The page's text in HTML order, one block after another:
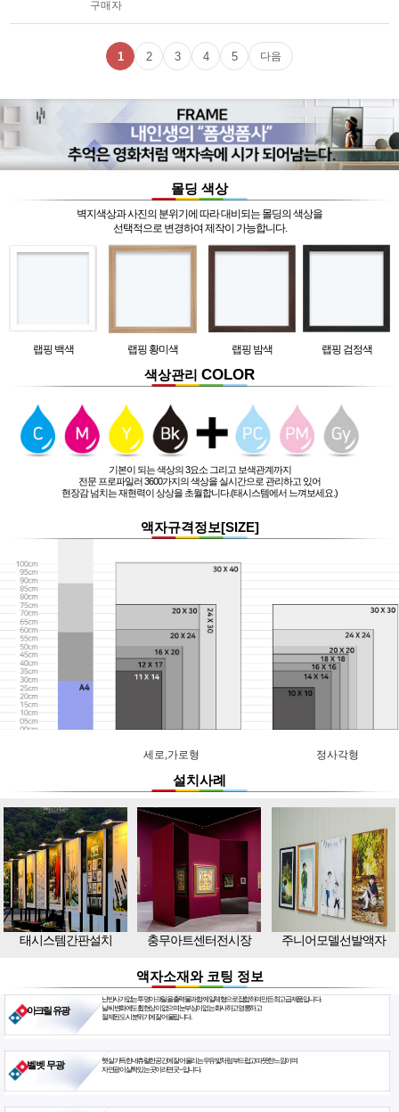
구매자
1 2 3 4 5 다음
몰딩 색상
벽지색상과 사진의 분위기에 따라 대비되는 몰딩의 색상을
선택적으로 변경하여 제작이 가능합니다.
랩핑 백색 랩핑 황미색 랩핑 밤색 랩핑 검정색
색상관리 COLOR
기본이 되는 색상의 3요소 그리고 보색관계까지
전문 프로파일러 3600가지의 색상을 실시간으로 관리하고 있어
현장감 넘치는 재현력이 상상을 초월합니다.(태시스템에서 느껴보세요.)
액자규격정보[SIZE]
세로,가로형 정사각형
설치사례
태시스템간판설치 충무아트센터전시장 주니어모델선발액자
액자소재와 코팅 정보
아크릴 유광
난반사가 없는 투명아크릴을 출력물과 함께 일체형으로 접합하여 만든 최고급 제품입니다.
날씨 변화에도 휨현상이 없으며 눈부심이 없는 화사하고 영롱하고
절제된 도시 분위기에 잘 어울립니다.
벨벳 무광
햇살 가득한 네츄럴한 공간에 잘 어울리는 우유빛처럼 부드럽고 따뜻한 느낌이며
자연광이 살짝 있는 곳이라면 굿~ 입니다.